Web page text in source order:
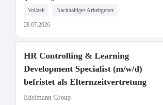
Vollzeit Nachhaltiger Arbeitgeber
28.07.2026
HR Controlling & Learning
Development Specialist (m/w/d)
befristet als Elternzeitvertretung
Edelmann Group